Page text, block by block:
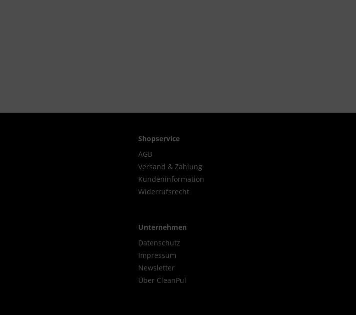
Shopservice
AGB
Versand & Zahlung
Kundeninformation
Widerrufsrecht
Unternehmen
Datenschutz
Impressum
Newsletter
Über CleanPul